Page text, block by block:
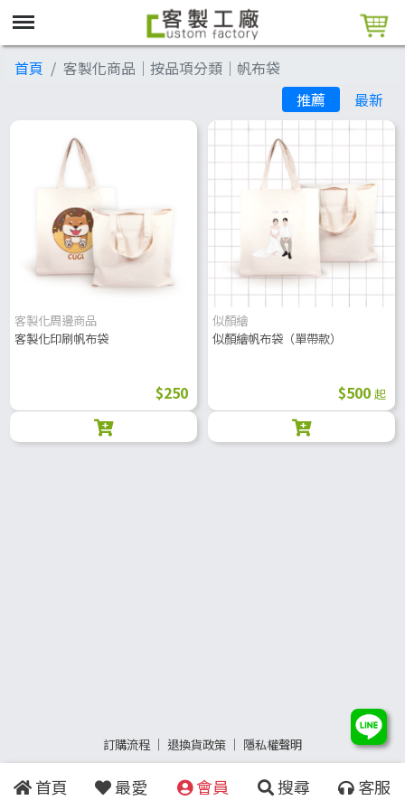
首頁 最愛 會員 搜尋 客服
首頁
客製化商品│按品項分類│帆布袋
推薦
最新
客製化周邊商品
客製化印刷帆布袋
$250
似顏繪
似顏繪帆布袋（單帶款）
$500 起
訂購流程 │ 退換貨政策 │ 隱私權聲明
Copyright©2015 - 2023YangZhu Technology Co., Ltd.